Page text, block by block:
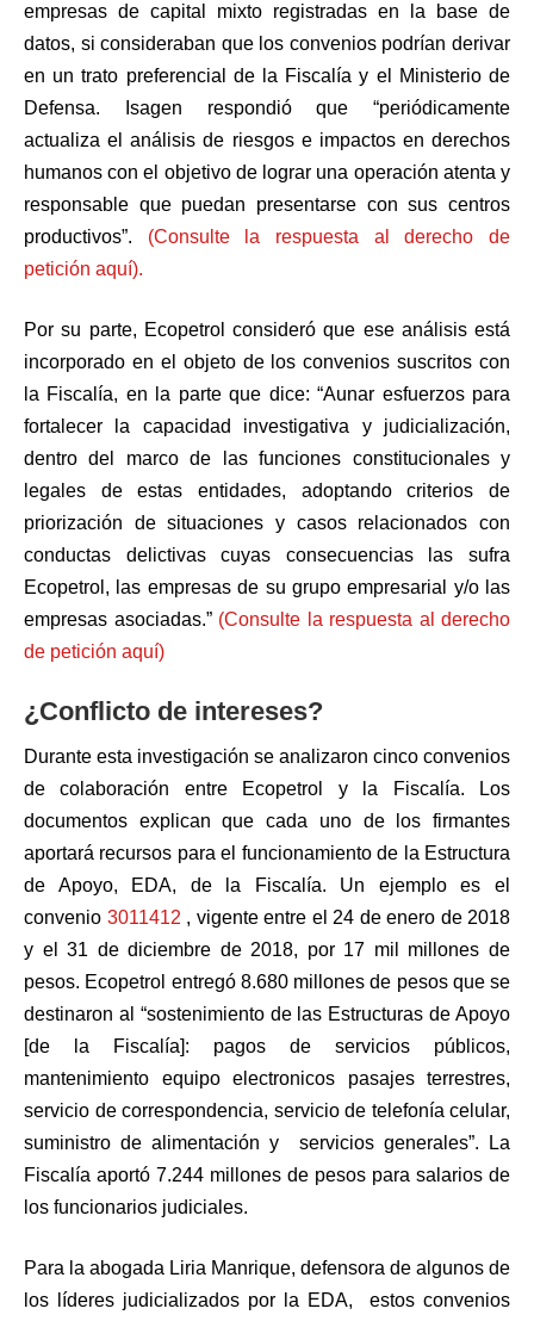
empresas de capital mixto registradas en la base de
datos, si consideraban que los convenios podrían derivar
en un trato preferencial de la Fiscalía y el Ministerio de
Defensa. Isagen respondió que “periódicamente
actualiza el análisis de riesgos e impactos en derechos
humanos con el objetivo de lograr una operación atenta y
responsable que puedan presentarse con sus centros
productivos”. (Consulte la respuesta al derecho de
petición aquí).
Por su parte, Ecopetrol consideró que ese análisis está
incorporado en el objeto de los convenios suscritos con
la Fiscalía, en la parte que dice: “Aunar esfuerzos para
fortalecer la capacidad investigativa y judicialización,
dentro del marco de las funciones constitucionales y
legales de estas entidades, adoptando criterios de
priorización de situaciones y casos relacionados con
conductas delictivas cuyas consecuencias las sufra
Ecopetrol, las empresas de su grupo empresarial y/o las
empresas asociadas.” (Consulte la respuesta al derecho
de petición aquí)
¿Conflicto de intereses?
Durante esta investigación se analizaron cinco convenios
de colaboración entre Ecopetrol y la Fiscalía. Los
documentos explican que cada uno de los firmantes
aportará recursos para el funcionamiento de la Estructura
de Apoyo, EDA, de la Fiscalía. Un ejemplo es el
convenio 3011412 , vigente entre el 24 de enero de 2018
y el 31 de diciembre de 2018, por 17 mil millones de
pesos. Ecopetrol entregó 8.680 millones de pesos que se
destinaron al “sostenimiento de las Estructuras de Apoyo
[de la Fiscalía]: pagos de servicios públicos,
mantenimiento equipo electronicos pasajes terrestres,
servicio de correspondencia, servicio de telefonía celular,
suministro de alimentación y servicios generales”. La
Fiscalía aportó 7.244 millones de pesos para salarios de
los funcionarios judiciales.
Para la abogada Liria Manrique, defensora de algunos de
los líderes judicializados por la EDA, estos convenios